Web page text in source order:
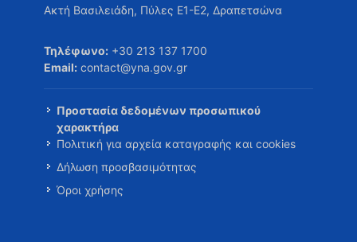
Ακτή Βασιλειάδη, Πύλες Ε1-Ε2, Δραπετσώνα
Τηλέφωνο: +30 213 137 1700
Email: contact@yna.gov.gr
Προστασία δεδομένων προσωπικού
χαρακτήρα
Πολιτική για αρχεία καταγραφής και cookies
Δήλωση προσβασιμότητας
Όροι χρήσης